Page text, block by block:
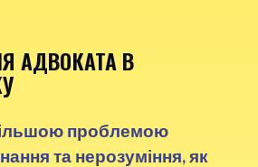
АДВОКАТА В
проблемою
та нерозуміння, як